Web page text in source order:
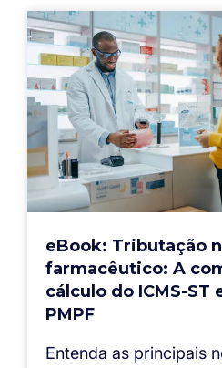
eBook: Tributação
farmacêutico: A
cálculo do ICMS-ST
PMPF
Entenda as principais